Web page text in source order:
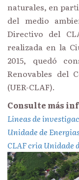
naturales, en
del medio
Directivo del
realizada en la
2015, quedó
Renovables del
(UER-CLAF).
Consulte más
Lineas de
Unidade de
CLAF cria Unidade